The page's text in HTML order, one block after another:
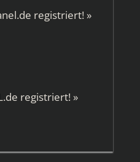
registriert! »
registriert! »